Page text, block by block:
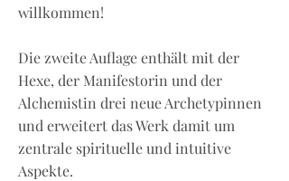
willkommen!
Die zweite Auflage enthält mit der
Hexe, der Manifestorin und der
Alchemistin drei neue Archetypinnen
und erweitert das Werk damit um
zentrale spirituelle und intuitive
Aspekte.